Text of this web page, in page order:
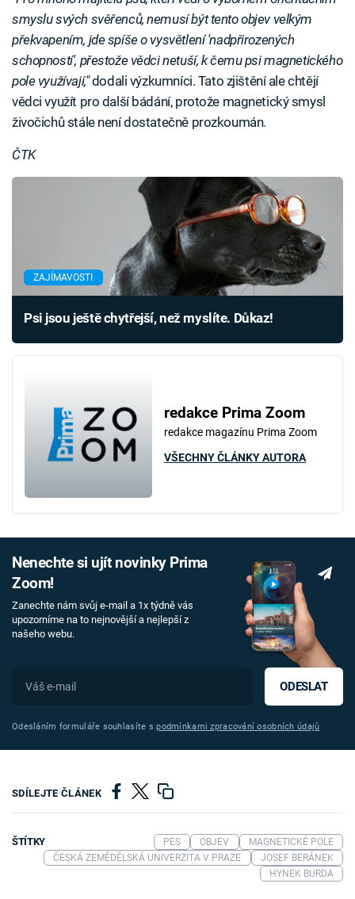
smyslu svých svěřenců, nemusí být tento objev velkým
překvapením, jde spíše o vysvětlení 'nadpřirozených
schopností', přestože vědci netuší, k čemu psi magnetického
pole využívají,"dodali výzkumníci. Tato zjištění ale chtějí
vědci využít pro další bádání, protože magnetický smysl
živočichů stále není dostatečně prozkoumán.
ČTK
ZAJÍMAVOSTI
Psi jsou ještě chytřejší, než myslíte. Důkaz!
redakce Prima Zoom
redakce magazínu Prima Zoom
VŠECHNY ČLÁNKY AUTORA
Nenechte si ujít novinky Prima
Zoom!
Zanechte nám svůj e-mail a 1x týdně vás
upozorníme na to nejnovější a nejlepší z
našeho webu.
ODESLAT
Odesláním formuláře souhlasíte spodmínkami zpracování osobních údajů
SDÍLEJTE ČLÁNEK
ŠTÍTKY PES OBJEV
MAGNETICKÉ POLE
ČESKÁ ZEMĚDĚLSKÁ UNIVERZITA V PRAZE
JOSEF BERÁNEK
HYNEK BURDA